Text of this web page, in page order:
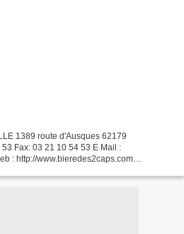
1389 route d'Ausques 62179
Fax: 03 21 10 54 53 E Mail :
: http://www.bieredes2caps.com